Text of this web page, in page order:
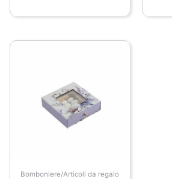
Bomboniere/Articoli da regalo